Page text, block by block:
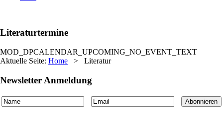
Literaturtermine
MOD_DPCALENDAR_UPCOMING_NO_EVENT_TEXT
Aktuelle Seite: Home > Literatur
Newsletter Anmeldung